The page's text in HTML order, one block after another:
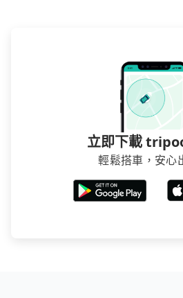
立即下載
輕鬆搭車，安心